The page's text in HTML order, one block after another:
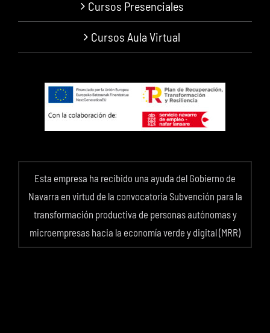
Cursos Presenciales
Cursos Aula Virtual
Esta empresa ha recibido una ayuda del Gobierno de
Navarra en virtud de la convocatoria Subvención para la
transformación productiva de personas autónomas y
microempresas hacia la economía verde y digital (MRR)